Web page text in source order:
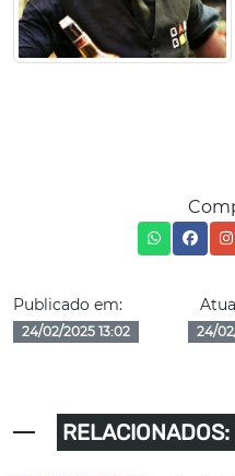
Publicado em:
24/02/2025 13:02 24/